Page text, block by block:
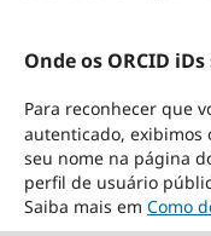
Onde os ORCID
Para reconhecer que
autenticado, exibimos
seu nome na página
perfil de usuário
Saiba mais em Como